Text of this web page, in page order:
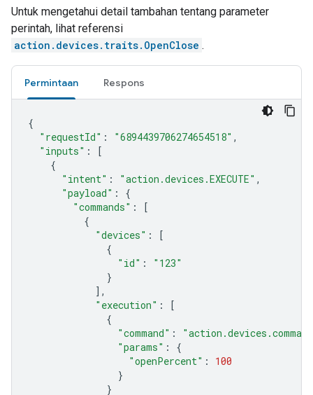
Untuk mengetahui detail tambahan tentang parameter
perintah, lihat referensi
action.devices.traits.OpenClose .
Permintaan Respons
{
"requestId" : "6894439706274654518" ,
"inputs" :
[
{
"intent" : "action.devices.EXECUTE" ,
"payload" :
{
"commands" :
[
{
"devices" :
[
{
"id" :
"123"
}
],
"execution" :
[
{
"command" :
"params" :
{
"openPercent" :
100
}
}